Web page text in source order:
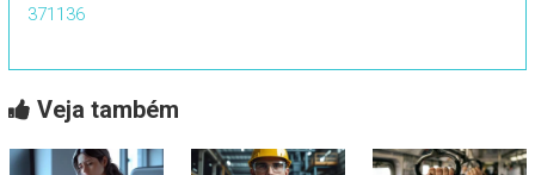
371136
Veja também